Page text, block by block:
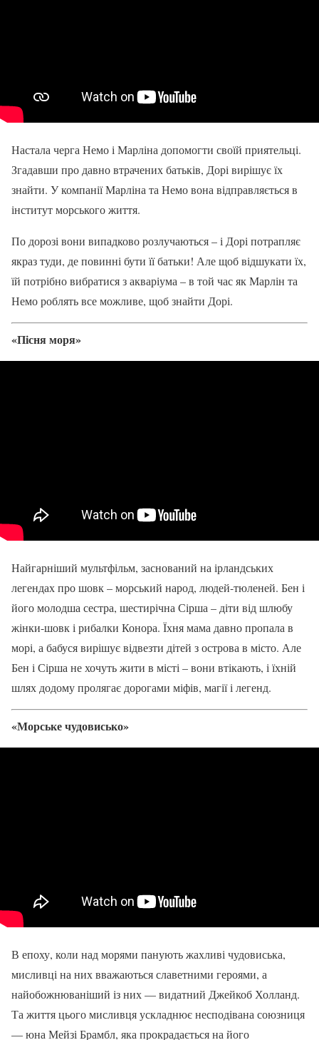
Настала черга Немо і Марліна допомогти своїй приятельці.
Згадавши про давно втрачених батьків, Дорі вирішує їх
знайти. У компанії Марліна та Немо вона відправляється в
інститут морського життя.
По дорозі вони випадково розлучаються – і Дорі потрапляє
якраз туди, де повинні бути її батьки! Але щоб відшукати їх,
їй потрібно вибратися з акваріума – в той час як Марлін та
Немо роблять все можливе, щоб знайти Дорі.
«Пісня моря»
Найгарніший мультфільм, заснований на ірландських
легендах про шовк – морський народ, людей-тюленей. Бен і
його молодша сестра, шестирічна Сірша – діти від шлюбу
жінки-шовк і рибалки Конора. Їхня мама давно пропала в
морі, а бабуся вирішує відвезти дітей з острова в місто. Але
Бен і Сірша не хочуть жити в місті – вони втікають, і їхній
шлях додому пролягає дорогами міфів, магії і легенд.
«Морське чудовисько»
В епоху, коли над морями панують жахливі чудовиська,
мисливці на них вважаються славетними героями, а
найобожнюваніший із них — видатний Джейкоб Холланд.
Та життя цього мисливця ускладнює несподівана союзниця
— юна Мейзі Брамбл, яка прокрадається на його